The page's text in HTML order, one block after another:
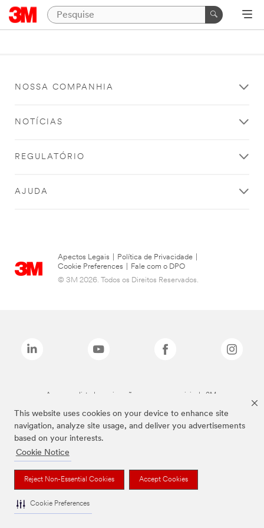
This website uses cookies on your device to enhance site
navigation, analyze site usage, and deliver you advertisements
based on your interests.
Cookie Notice
Reject Non-Essential Cookies Accept Cookies
Cookie Preferences
NOSSA COMPANHIA
NOTÍCIAS
REGULATÓRIO
AJUDA
Apectos Legais Política de Privacidade
Cookie Preferences
Fale com o DPO
© 3M 2026. Todos os Direitos Reservados.
As marcas listadas a cima são marcas comerciais da 3M.